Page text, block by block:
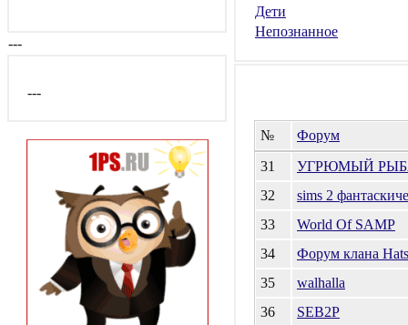
---
---
Дети
Непознанное
№
Форум
31
УГРЮМЫЙ
32
sims 2
33
World Of SAMP
34
Форум клана
35
walhalla
36
SEB2P